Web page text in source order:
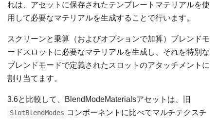
れは、アセットに保存されたテンプレートマテリアルを使
用して必要なマテリアルを生成することで行います。
スクリーンと乗算（およびオプションで加算）ブレンドモ
ードスロットに必要なマテリアルを生成し、それを特別な
ブレンドモードで定義されたスロットのアタッチメントに
割り当てます。
3.6と比較して、BlendModeMaterialsアセットは、旧
SlotBlendModes コンポーネントに比べてマルチテクスチ